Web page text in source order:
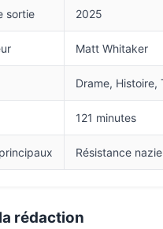
sortie 2025
Matt Whitaker
Drame, Histoire,
121 minutes
Résistance
rédaction